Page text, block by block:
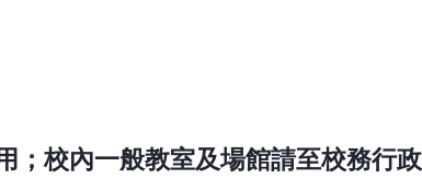
；校內一般教室及場館請至校務行